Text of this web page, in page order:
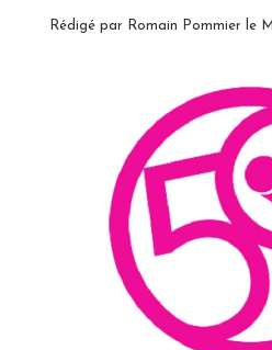
Rédigé par Romain Pommier le